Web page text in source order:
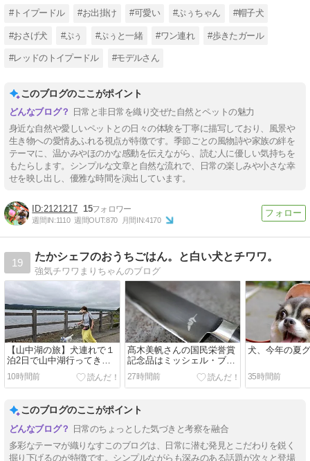
#トイプードル #お出掛け #可愛い #ぷぅちゃん #帽子犬
#おさげ犬 #ぷぅ #ぷぅと一緒 #ワン連れ #歩きたガール
#レッドのトイプードル #モデルさん
このブログのここがポイント
日常と非日常を織り交ぜた自然とペットの魅力
身近な自然や愛しいペットとの日々の体験を丁寧に描写しており、風景や
生き物への愛情あふれる視点が特徴です。季節ごとの風物詩や家族の絆を
テーマに、温かみやほのかな感動を伝えながら、読む人に優しい気持ちを
もたらします。シンプルな文章と自然な流れで、日常の楽しみや小さな幸
せを映し出し、優雅な時間を演出しています。
2121217 15
週間IN:1110 週間OUT:870 月間IN:4170
19
たかシェフのおうちごはん。と白い犬とチワワ。
強気チワワまりちゃんのブログ
【山中湖の旅】犬連れで１
泊2日で山中湖行ってきま
した 目次編
10時間前
髙木美帆さんの国民栄誉賞
記念品はミッシェル・ブラ
ス！わが家にも同じ包丁が
あった件
27時間前
犬、今年の夏
35時間前
このブログのここがポイント
日常のちょっとした気づきと考察を融合
多彩なテーマが織りなすこのブログは、日常に潜む発見とこだわりを鋭く
掘り下げるのが特徴です。シンプルながらも深みのある話題が次々と登場